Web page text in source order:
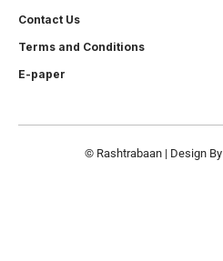
Contact Us
Terms and Conditions
E-paper
© Rashtrabaan | Design By